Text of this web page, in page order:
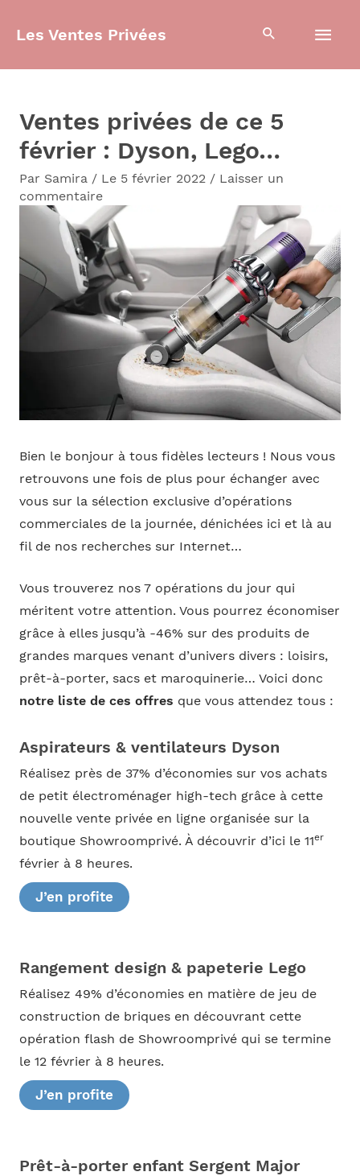
Les Ventes Privées
Ventes privées de ce 5
février : Dyson, Lego…
Par Samira / Le 5 février 2022 / Laisser un
commentaire
Bien le bonjour à tous fidèles lecteurs ! Nous vous
retrouvons une fois de plus pour échanger avec
vous sur la sélection exclusive d’opérations
commerciales de la journée, dénichées ici et là au
fil de nos recherches sur Internet…
Vous trouverez nos 7 opérations du jour qui
méritent votre attention. Vous pourrez économiser
grâce à elles jusqu’à -46% sur des produits de
grandes marques venant d’univers divers : loisirs,
prêt-à-porter, sacs et maroquinerie… Voici donc
notre liste de ces offres que vous attendez tous :
Aspirateurs & ventilateurs Dyson
Réalisez près de 37% d’économies sur vos achats
de petit électroménager high-tech grâce à cette
nouvelle vente privée en ligne organisée sur la
boutique Showroomprivé. À découvrir d’ici le 11er
février à 8 heures.
J’en profite
Rangement design & papeterie Lego
Réalisez 49% d’économies en matière de jeu de
construction de briques en découvrant cette
opération flash de Showroomprivé qui se termine
le 12 février à 8 heures.
J’en profite
Prêt-à-porter enfant Sergent Major